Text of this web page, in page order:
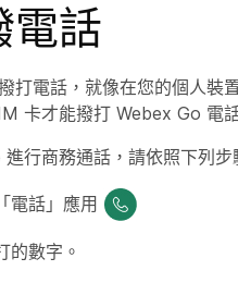
電話
打電話，就像在您的個人裝
卡才能撥打 Webex Go 電
行商務通話，請依照下列步
電話」應用
的數字。